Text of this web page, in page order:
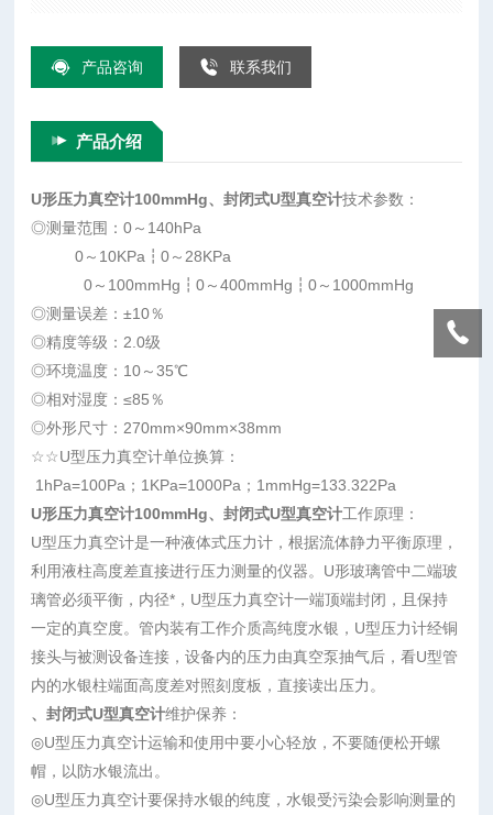
产品咨询 联系我们
产品介绍
U形压力真空计100mmHg、封闭式U型真空计技术参数：
◎测量范围：0～140hPa
0～10KPa┇0～28KPa
0～100mmHg┇0～400mmHg┇0～1000mmHg
◎测量误差：±10％
◎精度等级：2.0级
◎环境温度：10～35℃
◎相对湿度：≤85％
◎外形尺寸：270mm×90mm×38mm
☆☆U型压力真空计单位换算：
1hPa=100Pa；1KPa=1000Pa；1mmHg=133.322Pa
U形压力真空计100mmHg、封闭式U型真空计工作原理：
U型压力真空计是一种液体式压力计，根据流体静力平衡原理，
利用液柱高度差直接进行压力测量的仪器。U形玻璃管中二端玻
璃管必须平衡，内径*，U型压力真空计一端顶端封闭，且保持
一定的真空度。管内装有工作介质高纯度水银，U型压力计经铜
接头与被测设备连接，设备内的压力由真空泵抽气后，看U型管
内的水银柱端面高度差对照刻度板，直接读出压力。
、封闭式U型真空计维护保养：
◎U型压力真空计运输和使用中要小心轻放，不要随便松开螺
帽，以防水银流出。
◎U型压力真空计要保持水银的纯度，水银受污染会影响测量的